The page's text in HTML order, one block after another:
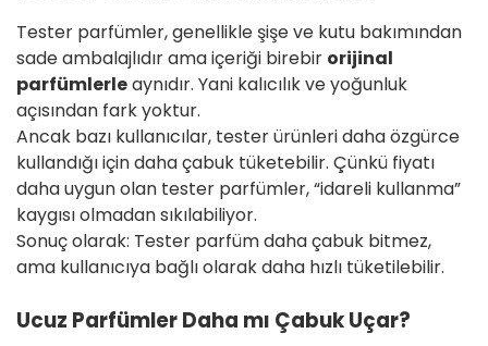
Tester parfümler, genellikle şişe ve kutu bakımından
sade ambalajlıdır ama içeriği birebir orijinal
parfümlerleaynıdır. Yani kalıcılık ve yoğunluk
açısından fark yoktur.
Ancak bazı kullanıcılar, tester ürünleri daha özgürce
kullandığı için daha çabuk tüketebilir. Çünkü fiyatı
daha uygun olan tester parfümler, “idareli kullanma”
kaygısı olmadan sıkılabiliyor.
Sonuç olarak: Tester parfüm daha çabuk bitmez,
ama kullanıcıya bağlı olarak daha hızlı tüketilebilir.
Ucuz Parfümler Daha mı Çabuk Uçar?